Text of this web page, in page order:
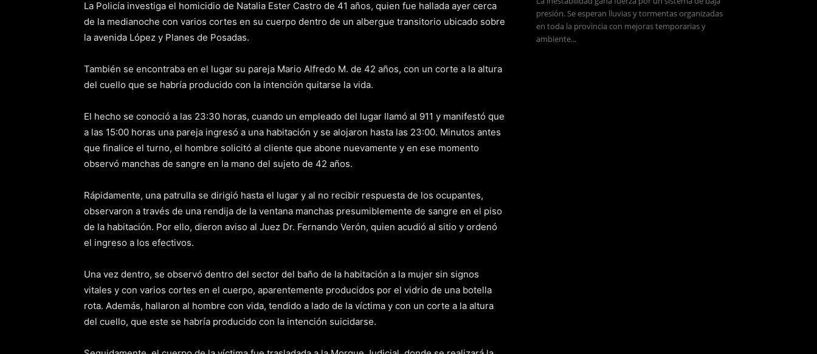
La Policía investiga el homicidio de Natalia Ester Castro de 41 años, quien fue hallada ayer cerca
de la medianoche con varios cortes en su cuerpo dentro de un albergue transitorio ubicado sobre
la avenida López y Planes de Posadas.
También se encontraba en el lugar su pareja Mario Alfredo M. de 42 años, con un corte a la altura
del cuello que se habría producido con la intención quitarse la vida.
El hecho se conoció a las 23:30 horas, cuando un empleado del lugar llamó al 911 y manifestó que
a las 15:00 horas una pareja ingresó a una habitación y se alojaron hasta las 23:00. Minutos antes
que finalice el turno, el hombre solicitó al cliente que abone nuevamente y en ese momento
observó manchas de sangre en la mano del sujeto de 42 años.
Rápidamente, una patrulla se dirigió hasta el lugar y al no recibir respuesta de los ocupantes,
observaron a través de una rendija de la ventana manchas presumiblemente de sangre en el piso
de la habitación. Por ello, dieron aviso al Juez Dr. Fernando Verón, quien acudió al sitio y ordenó
el ingreso a los efectivos.
Una vez dentro, se observó dentro del sector del baño de la habitación a la mujer sin signos
vitales y con varios cortes en el cuerpo, aparentemente producidos por el vidrio de una botella
rota. Además, hallaron al hombre con vida, tendido a lado de la víctima y con un corte a la altura
del cuello, que este se habría producido con la intención suicidarse.
presión. Se esperan lluvias y tormentas organizadas
en toda la provincia con mejoras temporarias y
ambiente...